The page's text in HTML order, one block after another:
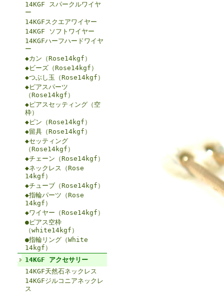
14KGF スパークルワイヤ
ー
14KGFスクエアワイヤー
14KGF ソフトワイヤー
14KGFハーフハードワイヤ
ー
◆カン（Rose14kgf）
◆ビーズ（Rose14kgf）
◆つぶし玉（Rose14kgf）
◆ピアスパーツ
（Rose14kgf）
◆ピアスセッティング（空
枠）
◆ピン（Rose14kgf）
◆留具（Rose14kgf）
◆セッティング
（Rose14kgf）
◆チェーン（Rose14kgf）
◆ネックレス（Rose
14kgf）
◆チューブ（Rose14kgf）
◆指輪パーツ（Rose
14kgf）
◆ワイヤー（Rose14kgf）
●ピアス空枠
（white14kgf）
●指輪リング（White
14kgf）
14KGF アクセサリー
14KGF天然石ネックレス
14KGFジルコニアネックレ
ス